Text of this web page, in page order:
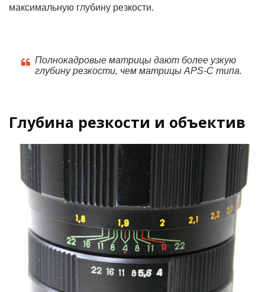
максимальную глубину резкости.
Полнокадровые матрицы дают более узкую
глубину резкости, чем матрицы APS-C типа.
Глубина резкости и объектив